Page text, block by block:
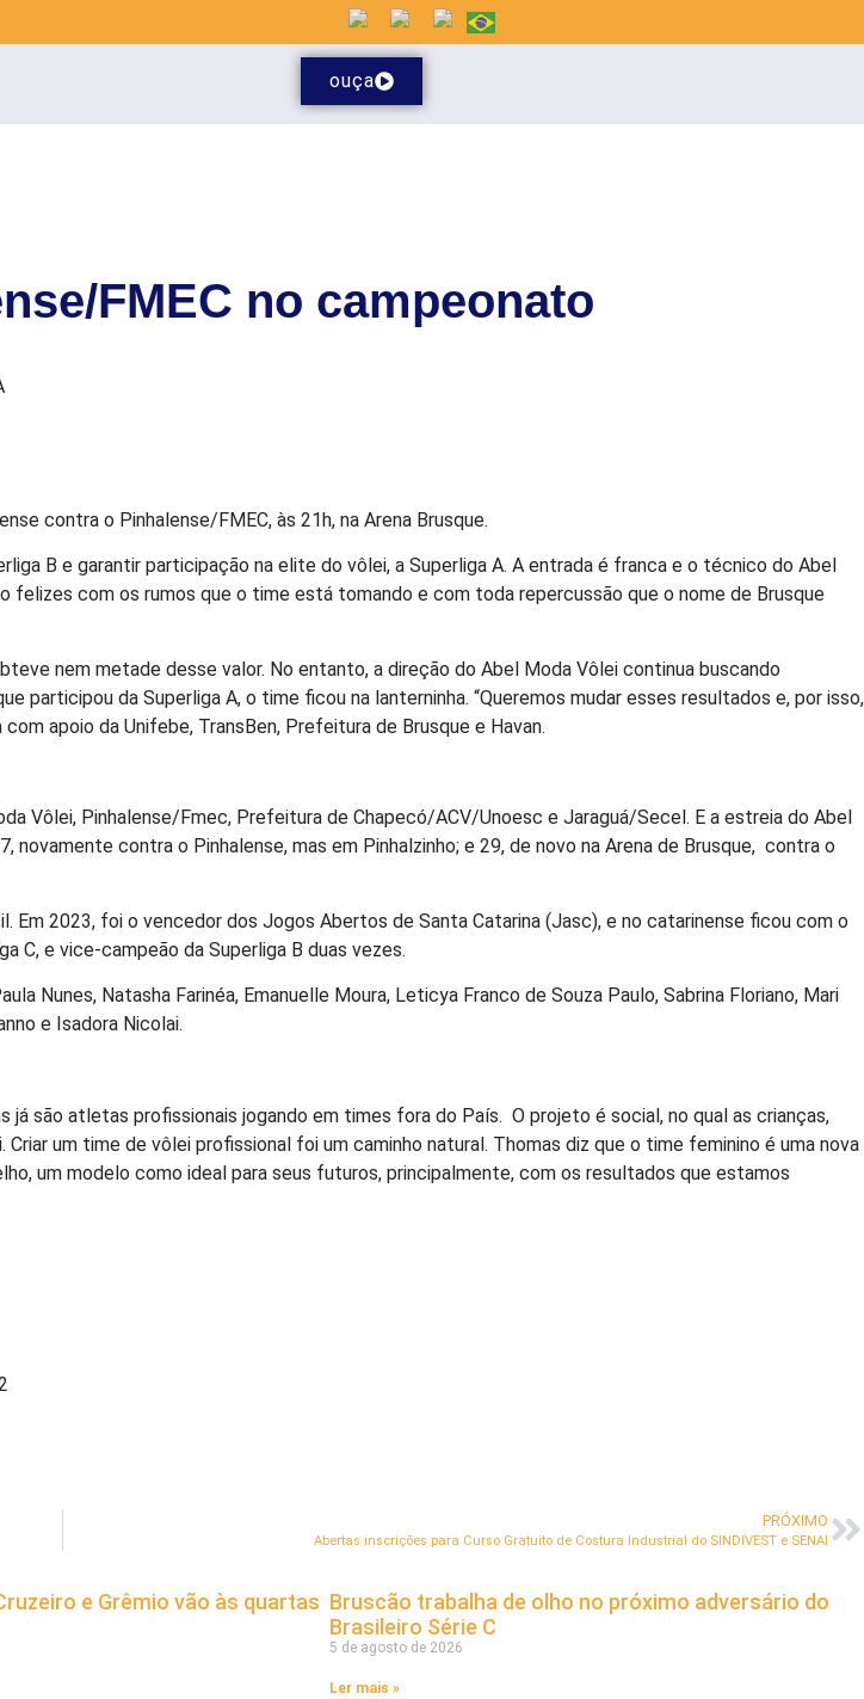
ouça
FMEC no campeonato
contra o Pinhalense/FMEC, às 21h, na Arena Brusque.
B e garantir participação na elite do vôlei, a Superliga A. A entrada é franca e o técnico do Abel
felizes com os rumos que o time está tomando e com toda repercussão que o nome de Brusque
nem metade desse valor. No entanto, a direção do Abel Moda Vôlei continua buscando
participou da Superliga A, o time ficou na lanterninha. “Queremos mudar esses resultados e, por isso,
apoio da Unifebe, TransBen, Prefeitura de Brusque e Havan.
Vôlei, Pinhalense/Fmec, Prefeitura de Chapecó/ACV/Unoesc e Jaraguá/Secel. E a estreia do Abel
contra o Pinhalense, mas em Pinhalzinho; e 29, de novo na Arena de Brusque, contra o
2023, foi o vencedor dos Jogos Abertos de Santa Catarina (Jasc), e no catarinense ficou com o
C, e vice-campeão da Superliga B duas vezes.
Nunes, Natasha Farinéa, Emanuelle Moura, Leticya Franco de Souza Paulo, Sabrina Floriano, Mari
e Isadora Nicolai.
são atletas profissionais jogando em times fora do País. O projeto é social, no qual as crianças,
um time de vôlei profissional foi um caminho natural. Thomas diz que o time feminino é uma nova
um modelo como ideal para seus futuros, principalmente, com os resultados que estamos
PRÓXIMO
Abertas inscrições para Curso Gratuito de Costura Industrial do SINDIVEST e SENAI
e Grêmio vão às quartas Bruscão trabalha de olho no próximo adversário do
Brasileiro Série C
5 de agosto de 2026
Ler mais »